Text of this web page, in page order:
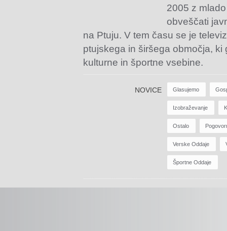
2005 z
obveščati
na Ptuju. V tem času se je
ptujskega in širšega območja,
kulturne in športne vsebine.
NOVICE Glasujemo
Izobraževanje
Ostalo
Verske Oddaje
Športne Oddaje